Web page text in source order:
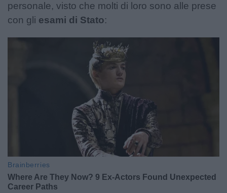
personale, visto che molti di loro sono alle prese
con gli esami di Stato: